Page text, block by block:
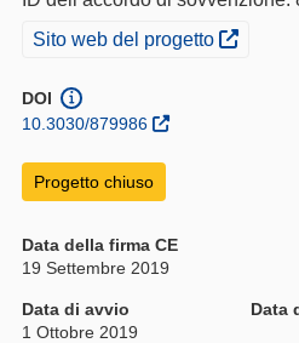
(si apre in una nuova finestra)
Sito web del progetto
DOI
10.3030/879986
Progetto chiuso
Data della firma CE
19 Settembre 2019
Data di avvio
1 Ottobre 2019
Data